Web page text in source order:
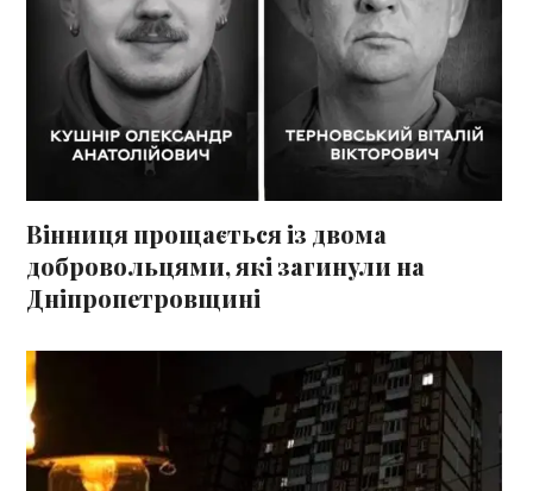
Вінниця прощається із двома
добровольцями, які загинули на
Дніпропетровщині